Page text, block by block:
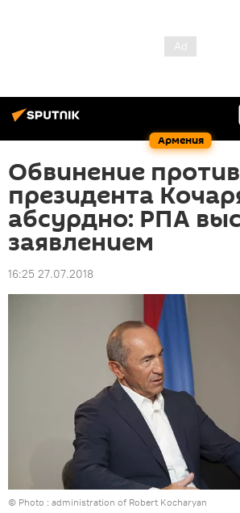
Армения
Обвинение
президента
абсурдно: РПА
заявлением
16:25 27.07.2018
© Photo : administration of Robert Kocharyan